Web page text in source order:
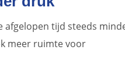
tijd steeds
meer ruimte voor